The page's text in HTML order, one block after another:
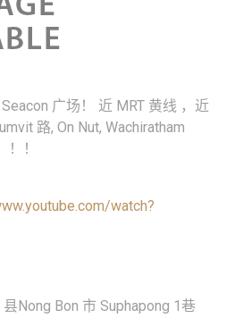
广场！ 近 MRT 黄线 ，近
路, On Nut, Wachiratham
！
watch?
Nong Bon 市 Suphapong 1巷